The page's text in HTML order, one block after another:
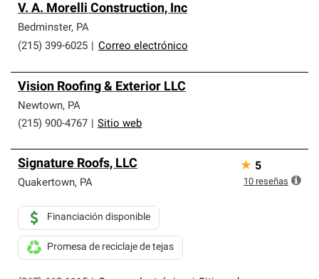
V. A. Morelli Construction, Inc
Bedminster, PA
(215) 399-6025
Correo electrónico
Vision Roofing & Exterior LLC
Newtown, PA
(215) 900-4767
Sitio web
Signature Roofs, LLC
Quakertown, PA
Financiación disponible
Promesa de reciclaje de tejas
★ 5
10 reseñas